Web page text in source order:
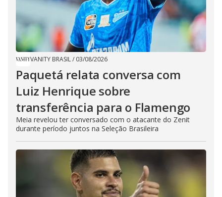
VANITY BRASIL/ 03/08/2026
Paquetá relata conversa com
Luiz Henrique sobre
transferência para o Flamengo
Meia revelou ter conversado com o atacante do Zenit
durante período juntos na Seleção Brasileira